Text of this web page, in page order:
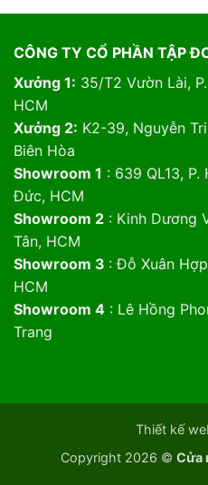
CÔNG TY CỔ PHẦN TẬP
Xưởng 1: 35/T2 Vườn Lài,
HCM
Xưởng 2: K2-39, Nguyễn
Biên Hòa
Showroom 1 : 639 QL13, P.
Đức, HCM
Showroom 2: Kinh Dương
Tân, HCM
Showroom 3 : Đỗ Xuân
HCM
Showroom 4: Lê Hồng
Trang
Thiết kế
Copyright 2026 © Cửa